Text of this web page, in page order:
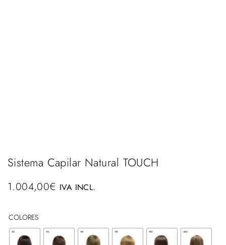
Sistema Capilar Natural TOUCH
1.004,00€ IVA INCL.
COLORES